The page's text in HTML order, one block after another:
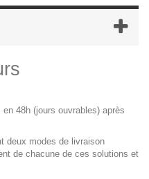
48h (jours ouvrables) après
deux modes de livraison
de chacune de ces solutions et